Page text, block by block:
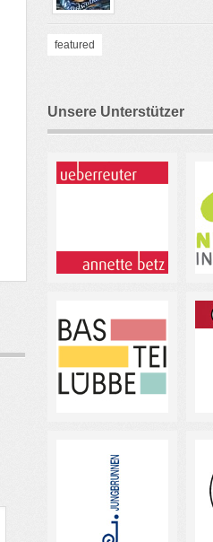
featured
Unsere Unterstützer